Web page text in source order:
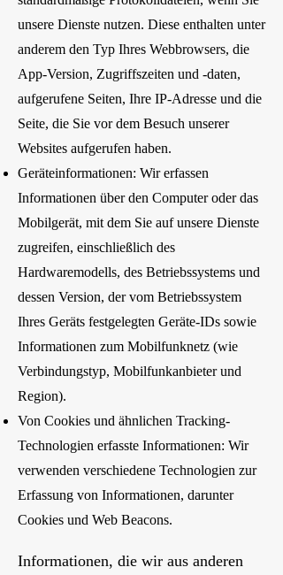
unsere Dienste nutzen. Diese enthalten unter
anderem den Typ Ihres Webbrowsers, die
App-Version, Zugriffszeiten und -daten,
aufgerufene Seiten, Ihre IP-Adresse und die
Seite, die Sie vor dem Besuch unserer
Websites aufgerufen haben.
Geräteinformationen: Wir erfassen
Informationen über den Computer oder das
Mobilgerät, mit dem Sie auf unsere Dienste
zugreifen, einschließlich des
Hardwaremodells, des Betriebssystems und
dessen Version, der vom Betriebssystem
Ihres Geräts festgelegten Geräte-IDs sowie
Informationen zum Mobilfunknetz (wie
Verbindungstyp, Mobilfunkanbieter und
Region).
Von Cookies und ähnlichen Tracking-
Technologien erfasste Informationen: Wir
verwenden verschiedene Technologien zur
Erfassung von Informationen, darunter
Cookies und Web Beacons.
Informationen, die wir aus anderen